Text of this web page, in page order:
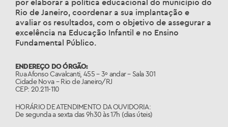
por elaborar a política educacional do município do
Rio de Janeiro, coordenar a sua implantação e
avaliar os resultados, com o objetivo de assegurar a
excelência na Educação Infantil e no Ensino
Fundamental Público.
ENDEREÇO DO ÓRGÃO:
Rua Afonso Cavalcanti, 455 – 3º andar – Sala 301
Cidade Nova – Rio de Janeiro/RJ
CEP: 20.211-110
HORÁRIO DE ATENDIMENTO DA OUVIDORIA:
De segunda a sexta das 9h30 às 17h (dias úteis)